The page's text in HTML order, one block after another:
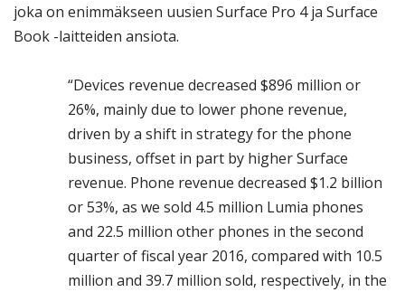
joka on enimmäkseen uusien Surface Pro 4 ja Surface
Book -laitteiden ansiota.
“Devices revenue decreased $896 million or
26%, mainly due to lower phone revenue,
driven by a shift in strategy for the phone
business, offset in part by higher Surface
revenue. Phone revenue decreased $1.2 billion
or 53%, as we sold 4.5 million Lumia phones
and 22.5 million other phones in the second
quarter of fiscal year 2016, compared with 10.5
million and 39.7 million sold, respectively, in the